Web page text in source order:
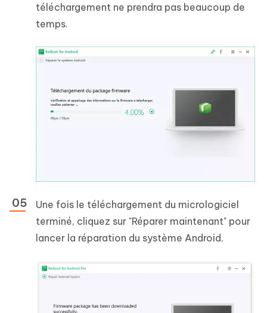
téléchargement ne prendra pas beaucoup de
temps.
Une fois le téléchargement du micrologiciel
terminé, cliquez sur "Réparer maintenant" pour
lancer la réparation du système Android.